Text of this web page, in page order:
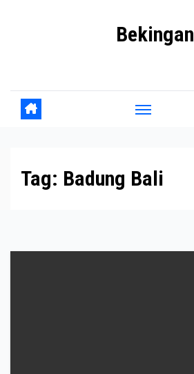
Bekingan
Tag: Badung Bali